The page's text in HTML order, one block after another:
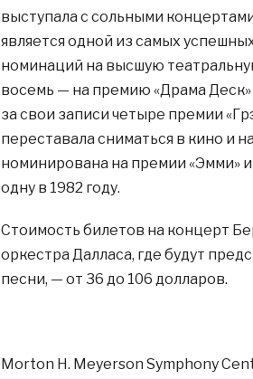
выступала с сольными
является одной из самых
номинаций на высшую
восемь — на премию «Драма Деск»
за свои записи четыре премии
переставала сниматься в кино и
номинирована на премии «Эмми»
одну в 1982 году.
Стоимость билетов на концерт
оркестра Далласа, где будут
песни, — от 36 до 106 долларов.
Morton H. Meyerson Symphony